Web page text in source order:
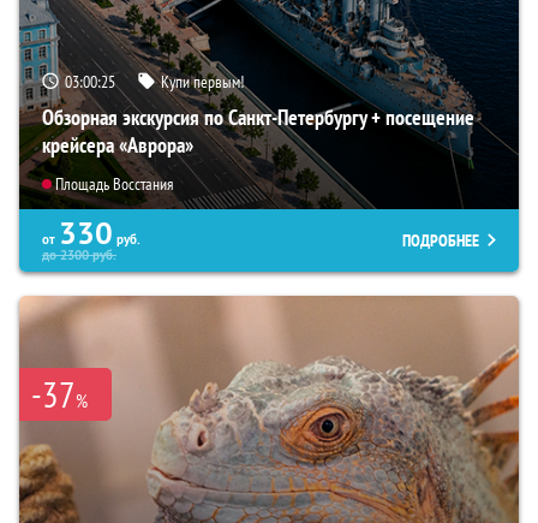
03:00:24 Купи первым!
Обзорная экскурсия по Санкт-Петербургу + посещение
крейсера «Аврора»
Площадь Восстания
от 330 руб.
до2300руб.
ПОДРОБНЕЕ
-37%